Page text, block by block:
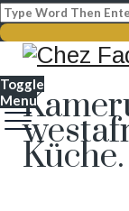
Küche.
Toggle
Menu